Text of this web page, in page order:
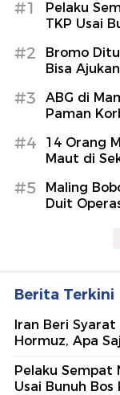
#1
Pelaku
TKP Usai
#2
Bromo
Bisa
#3
ABG di
Paman
#4
14 Orang
Maut di
#5
Maling
Duit
Berita Terkini
Iran Beri Syarat
Hormuz, Apa
Pelaku Sempat
Usai Bunuh